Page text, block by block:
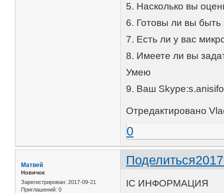
5. Насколько вы
6. Готовы ли вы быть
7. Есть ли у вас
8. Имеете ли вы
Умею
9. Ваш
Отредактировано
0
Поделиться
Матвей
Новичок
Зарегистрирован: 2017-09-21
Приглашений: 0
IC ИНФОРМАЦИЯ